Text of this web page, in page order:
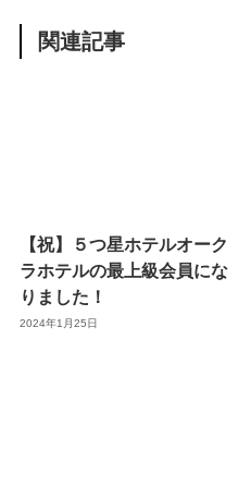
関連記事
【祝】５つ星ホテルオーク
ラホテルの最上級会員にな
りました！
2024年1月25日